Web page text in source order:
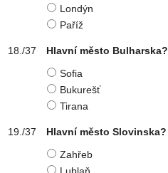
Londýn
Paříž
Hlavní město Bulharska?
Sofia
Bukurešť
Tirana
Hlavní město Slovinska?
Zahřeb